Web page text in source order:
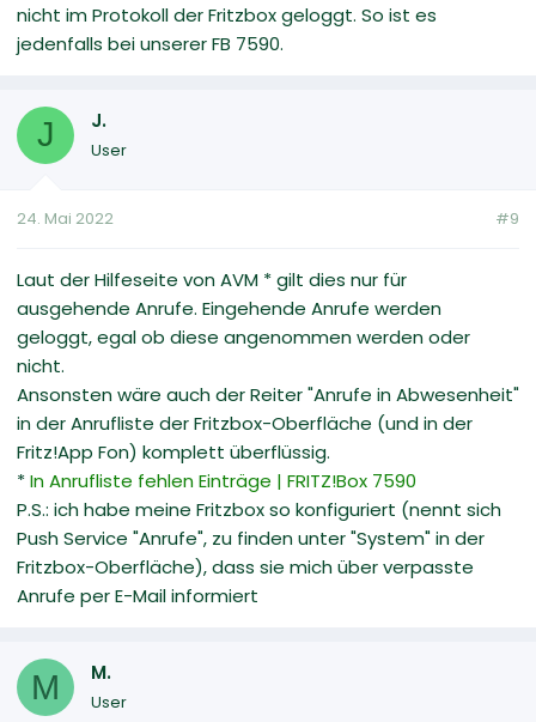
nicht im Protokoll der Fritzbox geloggt. So ist es
jedenfalls bei unserer FB 7590.
J J.
User
24. Mai 2022 #9
Laut der Hilfeseite von AVM * gilt dies nur für
ausgehende Anrufe. Eingehende Anrufe werden
geloggt, egal ob diese angenommen werden oder
nicht.
Ansonsten wäre auch der Reiter "Anrufe in Abwesenheit"
in der Anrufliste der Fritzbox-Oberfläche (und in der
Fritz!App Fon) komplett überflüssig.
*In Anrufliste fehlen Einträge | FRITZ!Box 7590
P.S.: ich habe meine Fritzbox so konfiguriert (nennt sich
Push Service "Anrufe", zu finden unter "System" in der
Fritzbox-Oberfläche), dass sie mich über verpasste
Anrufe per E-Mail informiert
M M.
User